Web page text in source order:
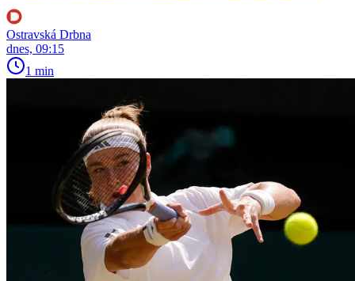
Ostravská Drbna
dnes, 09:15
1 min